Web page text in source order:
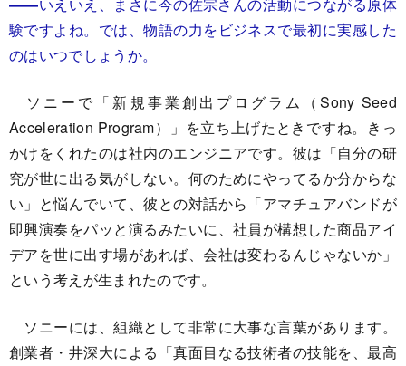
験ですよね。では、物語の力をビジネスで最初に実感した
のはいつでしょうか。
ソニーで「新規事業創出プログラム（Sony Seed
Acceleration Program）」を立ち上げたときですね。きっ
かけをくれたのは社内のエンジニアです。彼は「自分の研
究が世に出る気がしない。何のためにやってるか分からな
い」と悩んでいて、彼との対話から「アマチュアバンドが
即興演奏をパッと演るみたいに、社員が構想した商品アイ
デアを世に出す場があれば、会社は変わるんじゃないか」
という考えが生まれたのです。
ソニーには、組織として非常に大事な言葉があります。
創業者・井深大による「真面目なる技術者の技能を、最高